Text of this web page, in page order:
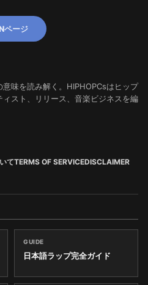
ページ
味を読み解く。HIPHOPCsはヒップ
スト、リリース、音楽ビジネスを編
てTERMS OF SERVICEDISCLAIMER
GUIDE
日本語ラップ完全ガイド